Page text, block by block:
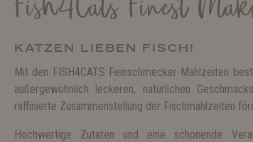
Fish4Cats Finest
KATZEN LIEBEN FISCH!
Mit den FISH4CATS Feinschmecker-Mahlzeiten
außergewöhnlich leckeren, natürlichen
raffinierte Zusammenstellung der Fischmahlzeiten
Hochwertige Zutaten und eine schonende